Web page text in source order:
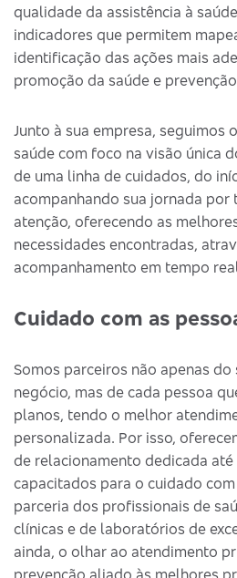
qualidade da assistência à
indicadores que permitem
identificação das ações mais
promoção da saúde e
Junto à sua empresa, seguimos
saúde com foco na visão única
de uma linha de cuidados, do
acompanhando sua jornada por
atenção, oferecendo as
necessidades encontradas,
acompanhamento em tempo
Cuidado com as
Somos parceiros não apenas
negócio, mas de cada pessoa
planos, tendo o melhor
personalizada. Por isso,
de relacionamento dedicada
capacitados para o cuidado com
parceria dos profissionais de
clínicas e de laboratórios de
ainda, o olhar ao atendimento
prevenção aliado às melhores